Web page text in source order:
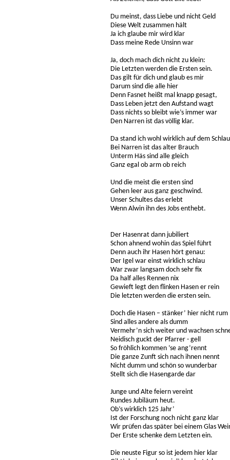
Du meinst, dass Liebe und nicht Geld
Diese Welt zusammen hält
Ja ich glaube mir wird klar
Dass meine Rede Unsinn war
Ja, doch mach dich nicht zu klein:
Die Letzten werden die Ersten sein.
Das gilt für dich und glaub es mir
Darum sind die alle hier
Denn Fasnet heißt mal knapp gesagt,
Dass Leben jetzt den Aufstand wagt
Dass nichts so bleibt wie’s immer war
Den Narren ist das völlig klar.
Da stand ich wohl wirklich auf dem
Bei Narren ist das alter Brauch
Unterm Häs sind alle gleich
Ganz egal ob arm ob reich
Und die meist die ersten sind
Gehen leer aus ganz geschwind.
Unser Schultes das erlebt
Wenn Alwin ihn des Jobs enthebt.
Der Hasenrat dann jubiliert
Schon ahnend wohin das Spiel führt
Denn auch ihr Hasen hört genau:
Der Igel war einst wirklich schlau
War zwar langsam doch sehr fix
Da half alles Rennen nix
Gewieft legt den flinken Hasen er rein
Die letzten werden die ersten sein.
Doch die Hasen – stänker’ hier nicht rum
Sind alles andere als dumm
Vermehr’n sich weiter und wachsen
Neidisch guckt der Pfarrer - gell
So fröhlich kommen ’se ang’rennt
Die ganze Zunft sich nach ihnen nennt
Nicht dumm und schön so wunderbar
Stellt sich die Hasengarde dar
Junge und Alte feiern vereint
Rundes Jubiläum heut.
Ob’s wirklich 125 Jahr’
Ist der Forschung noch nicht ganz klar
Wir prüfen das später bei einem Glas
Der Erste schenke dem Letzten ein.
Die neuste Figur so ist jedem hier klar